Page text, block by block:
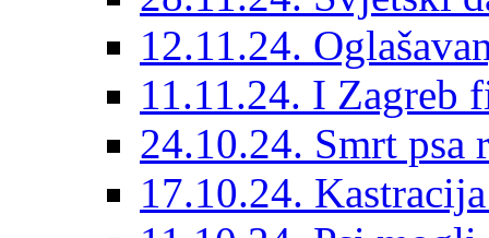
12.11.24.
11.11.24. I Zagreb
24.10.24. Smrt psa
17.10.24.